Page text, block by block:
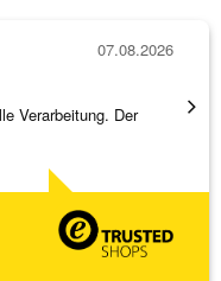
Verarbeitung. Der
07.08.2026
Alles